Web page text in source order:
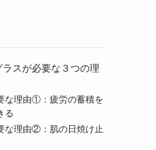
スが必要な３つの理
な理由①：疲労の蓄積を
る
な理由②：肌の日焼け止